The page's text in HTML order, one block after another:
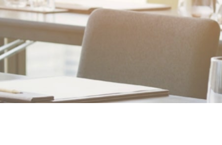
援 Net.Pro
行 Net.Assist
守 Net.Cover
理 Net.AMF
向け
・教育委員会向け
け
向け
け
ンバックアップ
型インシデントレスポンス訓練基盤 NetQuest
生時に必要な情報
イトサービス契約中のお客様へ
ー 展示会・学会
会社一覧
テークホルダー方針